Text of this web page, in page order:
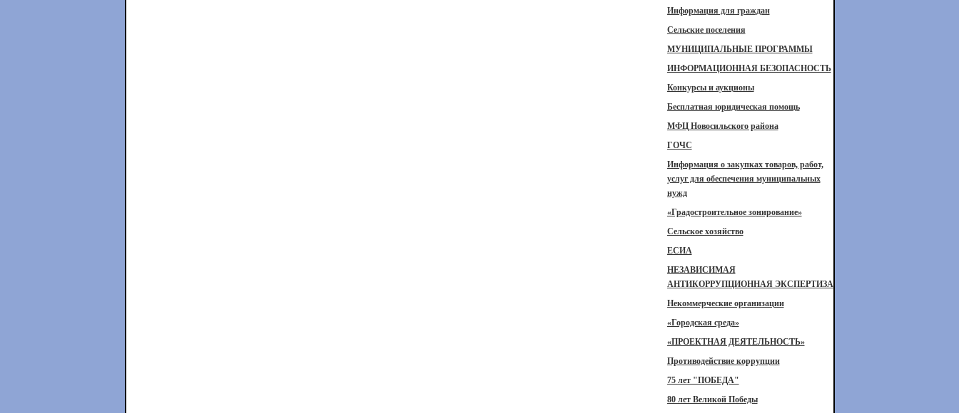
Информация для граждан
Сельские поселения
МУНИЦИПАЛЬНЫЕ ПРОГРАММЫ
ИНФОРМАЦИОННАЯ БЕЗОПАСНОСТЬ
Конкурсы и аукционы
Бесплатная юридическая помощь
МФЦ Новосильского района
ГОЧС
Информация о закупках товаров, работ,
услуг для обеспечения муниципальных
нужд
«Градостроительное зонирование»
Сельское хозяйство
ЕСИА
НЕЗАВИСИМАЯ
АНТИКОРРУПЦИОННАЯ ЭКСПЕРТИЗА
Некоммерческие организации
«Городская среда»
«ПРОЕКТНАЯ ДЕЯТЕЛЬНОСТЬ»
Противодействие коррупции
75 лет "ПОБЕДА"
80 лет Великой Победы